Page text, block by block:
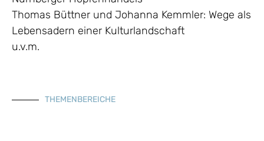
Thomas Büttner und Johanna Kemmler: Wege als
Lebensadern einer Kulturlandschaft
u.v.m.
THEMENBEREICHE